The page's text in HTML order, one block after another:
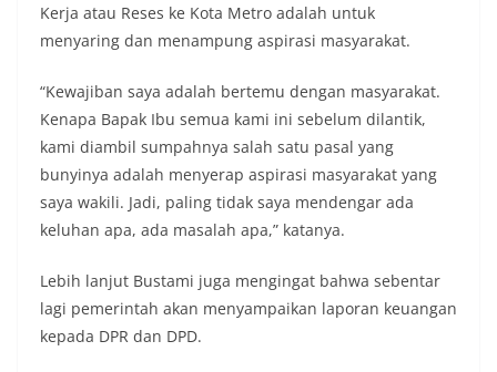
Kerja atau Reses ke Kota Metro adalah untuk
menyaring dan menampung aspirasi masyarakat.
“Kewajiban saya adalah bertemu dengan masyarakat.
Kenapa Bapak Ibu semua kami ini sebelum dilantik,
kami diambil sumpahnya salah satu pasal yang
bunyinya adalah menyerap aspirasi masyarakat yang
saya wakili. Jadi, paling tidak saya mendengar ada
keluhan apa, ada masalah apa,” katanya.
Lebih lanjut Bustami juga mengingat bahwa sebentar
lagi pemerintah akan menyampaikan laporan keuangan
kepada DPR dan DPD.